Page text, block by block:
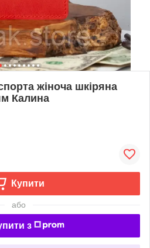
жіноча шкіряна
Калина
Купити
або
з